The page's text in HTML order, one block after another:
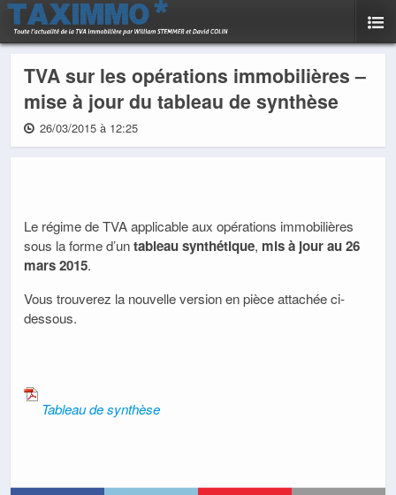
TVA sur les opérations immobilières –
mise à jour du tableau de synthèse
26/03/2015 à 12:25
Le régime de TVA applicable aux opérations immobilières
sous la forme d’untableau synthétique, mis à jour au 26
mars 2015.
Vous trouverez la nouvelle version en pièce attachée ci-
dessous.
Tableau de synthèse